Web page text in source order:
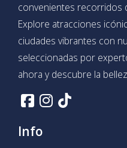
convenientes recorridos
Explore atracciones
ciudades vibrantes con
seleccionadas por
ahora y descubre la
Info